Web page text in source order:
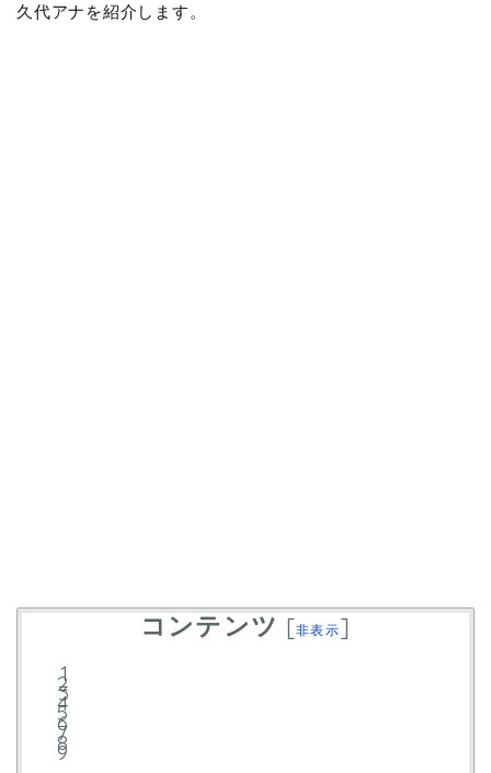
久代アナを紹介します。
コンテンツ [非表示]